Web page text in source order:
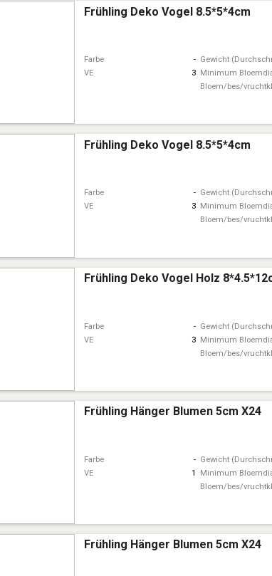
Frühling Deko Vogel 8.5*5*4cm
Farbe - Gewicht
VE
3
Minimum
Bloem/bes/
Frühling Deko Vogel 8.5*5*4cm
Farbe - Gewicht
VE
3
Minimum
Bloem/bes/
Frühling Deko Vogel Holz
Farbe - Gewicht
VE
3 Minimum
Bloem/bes/
Frühling Hänger Blumen 5cm X24
Farbe - Gewicht
VE
1
Minimum
Bloem/bes/
Frühling Hänger Blumen 5cm X24